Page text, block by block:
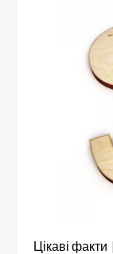
Цікаві факти